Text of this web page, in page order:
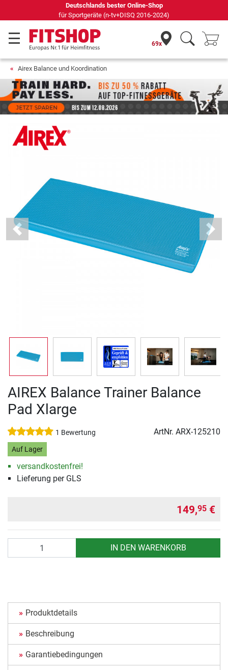
Seit 42 Jahren Ihr Experte für Heimfitness
69x
Airex Balance und Koordination
Previous Next
AIREX Balance Trainer Balance
Pad Xlarge
1 Bewertung ArtNr. ARX-125210
Auf Lager
versandkostenfrei!
Lieferung per GLS
149,95 €
IN DEN WARENKORB
Produktdetails
Beschreibung
Garantiebedingungen